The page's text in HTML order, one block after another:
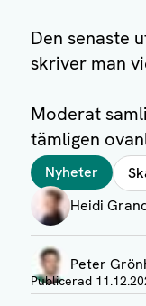
Den senaste
skriver man
Moderat
tämligen
TaggarNyheter
Författare
Heidi
Visa profil
Peter
Visa profil
Publicerad